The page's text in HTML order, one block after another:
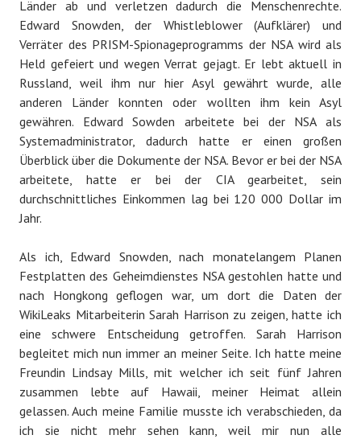
Länder ab und verletzen dadurch die Menschenrechte.
Edward Snowden, der Whistleblower (Aufklärer) und
Verräter des PRISM-Spionageprogramms der NSA wird als
Held gefeiert und wegen Verrat gejagt.Er lebt aktuell in
Russland, weil ihm nur hier Asyl gewährt wurde, alle
anderen Länder konnten oder wollten ihm kein Asyl
gewähren. Edward Sowden arbeitete bei der NSA als
Systemadministrator, dadurch hatte er einen großen
Überblick über die Dokumente der NSA. Bevor er bei der NSA
arbeitete, hatte er bei der CIA gearbeitet, sein
durchschnittliches Einkommen lag bei 120 000 Dollar im
Jahr.
Als ich, Edward Snowden, nach monatelangem Planen
Festplatten des Geheimdienstes NSA gestohlen hatte und
nach Hongkong geflogen war, um dort die Daten der
WikiLeaks Mitarbeiterin Sarah Harrison zu zeigen, hatte ich
eine schwere Entscheidung getroffen. Sarah Harrison
begleitet mich nun immer an meiner Seite. Ich hatte meine
Freundin Lindsay Mills, mit welcher ich seit fünf Jahren
zusammen lebte auf Hawaii, meiner Heimat allein
gelassen. Auch meine Familie musste ich verabschieden, da
ich sie nicht mehr sehen kann, weil mir nun alle